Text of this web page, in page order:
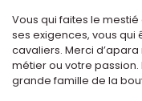
Vous qui faites le
ses exigences, vous qui
cavaliers. Merci
métier ou votre passion.
grande famille de la